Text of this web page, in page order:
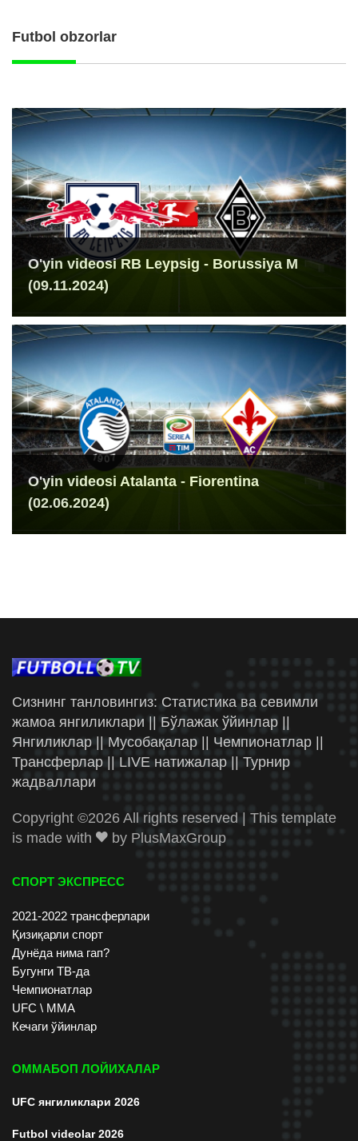
Futbol obzorlar
O'yin videosi RB Leypsig - Borussiya M
(09.11.2024)
O'yin videosi Atalanta - Fiorentina
(02.06.2024)
Сизнинг танловингиз: Статистика ва севимли
жамоа янгиликлари || Бўлажак ўйинлар ||
Янгиликлар || Мусобақалар || Чемпионатлар ||
Трансферлар || LIVE натижалар || Турнир
жадваллари
Copyright ©2026 All rights reserved | This template
is made with
by PlusMaxGroup
СПОРТ ЭКСПРЕСС
2021-2022 трансферлари
Қизиқарли спорт
Дунёда нима гап?
Бугунги ТВ-да
Чемпионатлар
UFC \ ММА
Кечаги ўйинлар
ОММАБОП ЛОЙИХАЛАР
UFC янгиликлари 2026
Futbol videolar 2026